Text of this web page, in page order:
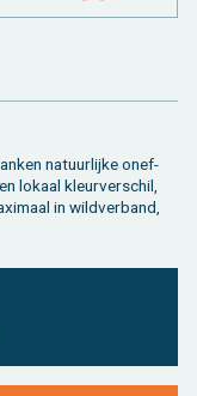
na­tuur­lij­ke on­ef­
lo­kaal kleur­ver­schil,
in wild­ver­band,